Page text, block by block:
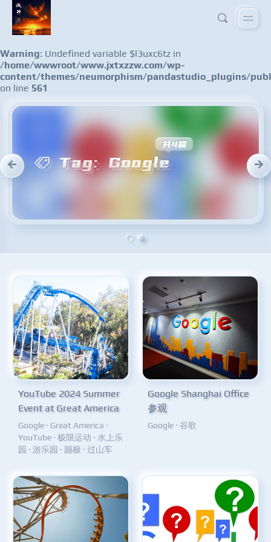
Warning: Undefined variable $l3uxc6tz in
/home/wwwroot/www.jxtxzzw.com/wp-
content/themes/neumorphism/pandastudio_plugins/
on line 561
YouTube 2024 Summer
Event at Great America
Google · Great America ·
YouTube · 极限运动 · 水上乐
园 · 游乐园 · 蹦极 · 过山车
Google Shanghai Office
参观
Google · 谷歌